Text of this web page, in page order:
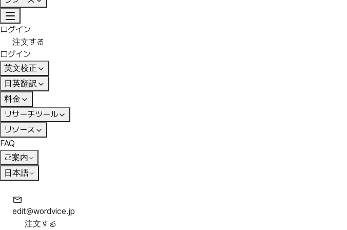
ログイン
注文する
ログイン
英文校正
日英翻訳
料金
リサーチツール
リソース
FAQ
ご案内
日本語
edit@wordvice.jp
注文する